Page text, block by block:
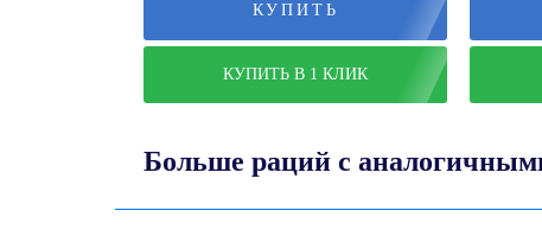
КУПИТЬ
КУПИТЬ В 1 КЛИК
Больше раций с